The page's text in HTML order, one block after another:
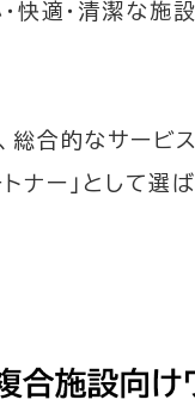
快適・清潔な施
総合的なサービ
ナー」として選